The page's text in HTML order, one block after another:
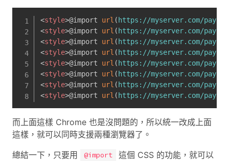
<style>@import url ( https://myserver.com/
<style>@import url ( https://myserver.com/
<style>@import url ( https://myserver.com/
<style>@import url ( https://myserver.com/
<style>@import url ( https://myserver.com/
<style>@import url ( https://myserver.com/
<style>@import url ( https://myserver.com/
<style>@import url ( https://myserver.com/
而上面這樣 Chrome 也是沒問題的，所以統一改成上面
這樣，就可以同時支援兩種瀏覽器了。
總結一下，只要用
@import
這個 CSS 的功能，就可以